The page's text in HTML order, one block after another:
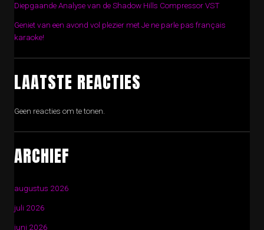
Diepgaande Analyse van de Shadow Hills Compressor VST
Geniet van een avond vol plezier met Je ne parle pas français
karaoke!
LAATSTE REACTIES
Geen reacties om te tonen.
ARCHIEF
augustus 2026
juli 2026
juni 2026